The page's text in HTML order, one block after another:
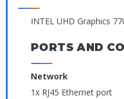
INTEL UHD Graphics
PORTS AND
Network
1x RJ45 Ethernet port